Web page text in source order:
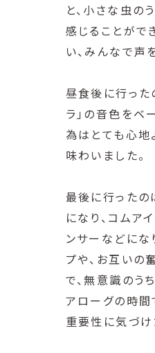
と、小さな虫の
感じることがで
い、みんなで声
昼食後に行った
ラ」の音色をベ
為はとても心地
味わいました。
最後に行ったの
になり、コムア
ンサーなどにな
プや、お互いの
で、無意識のう
アローグの時間
重要性に気づけ